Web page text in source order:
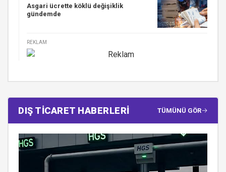
Asgari ücrette köklü değişiklik
gündemde
REKLAM
DIŞ TİCARET HABERLERİ TÜMÜNÜ GÖR